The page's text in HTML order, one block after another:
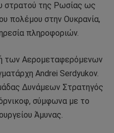
στρατού της Ρωσίας ως
πολέμου στην Ουκρανία,
πληροφοριών.
των Αερομεταφερόμενων
Andrei Serdyukov.
Δυνάμεων Στρατηγός
σύμφωνα με το
Άμυνας.